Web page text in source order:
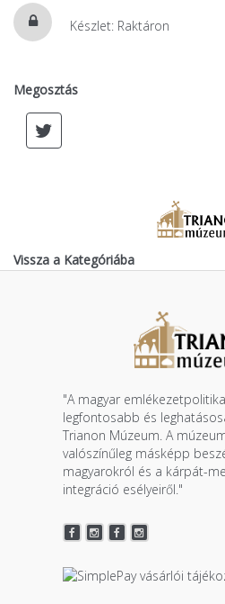
Készlet: Raktáron
Megosztás
Vissza a Kategóriába
"A magyar
legfontosabb és
Trianon Múzeum. A
valószínűleg másképp
magyarokról és a kárpát-
integráció esélyeiről."